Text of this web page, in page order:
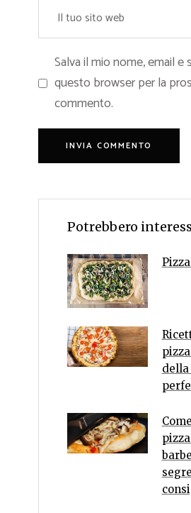
Salva il mio nome, email e
questo browser per la
commento.
Potrebbero